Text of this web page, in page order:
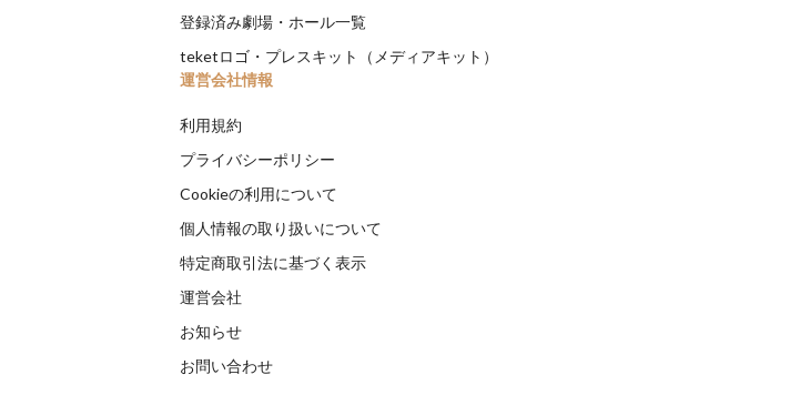
登録済み劇場・ホール一覧
teketロゴ・プレスキット（メディアキット）
運営会社情報
利用規約
プライバシーポリシー
Cookieの利用について
個人情報の取り扱いについて
特定商取引法に基づく表示
運営会社
お知らせ
お問い合わせ